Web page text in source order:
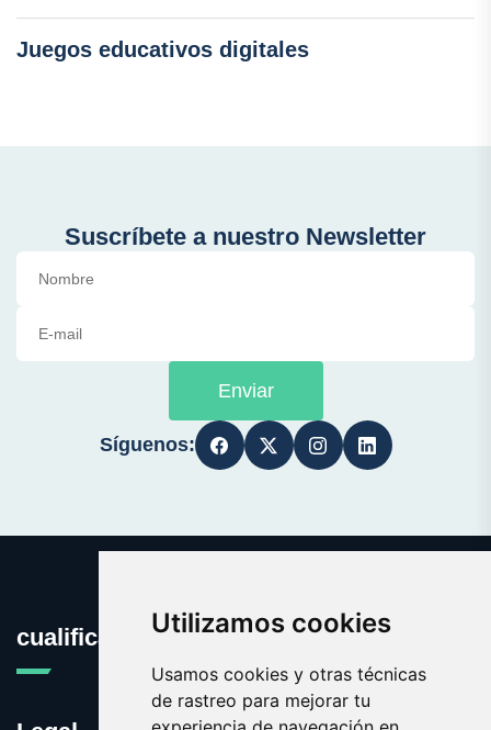
Utilizamos cookies
Usamos cookies y otras técnicas
de rastreo para mejorar tu
Juegos educativos digitales
Suscríbete a nuestro Newsletter
Enviar
Síguenos:
cualificacion.es